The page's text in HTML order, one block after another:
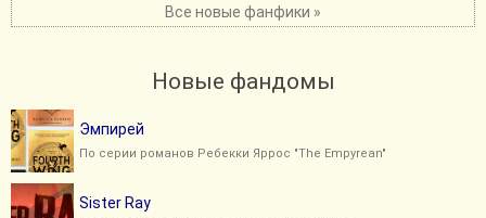
Все новые фанфики »
Новые фандомы
Эмпирей
По серии романов Ребекки Яррос "The Empyrean"
Sister Ray